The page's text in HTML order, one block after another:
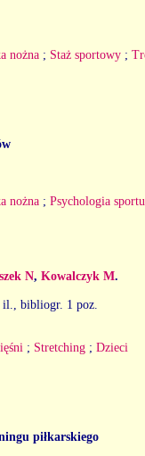
nożna ; Staż sportowy ;
nożna ; Psychologia sportu
N, Kowalczyk M.
il., bibliogr. 1 poz.
; Stretching ; Dzieci
piłkarskiego